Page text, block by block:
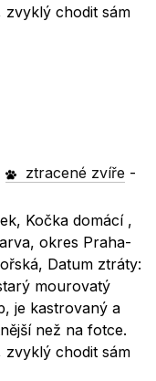
zvyklý chodit sám
ztracené zvíře -
Kočka domácí ,
okres Praha-
Datum ztráty:
mourovatý
je kastrovaný a
než na fotce.
zvyklý chodit sám